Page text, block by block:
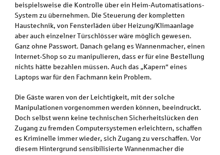
beispielsweise die Kontrolle über ein Heim-Automatisations-
System zu übernehmen. Die Steuerung der kompletten
Haustechnik, von Fensterläden über Heizung/Klimaanlage
aber auch einzelner Türschlösser wäre möglich gewesen.
Ganz ohne Passwort. Danach gelang es Wannenmacher, einen
Internet-Shop so zu manipulieren, dass er für eine Bestellung
nichts hätte bezahlen müssen. Auch das „Kapern“ eines
Laptops war für den Fachmann kein Problem.
Die Gäste waren von der Leichtigkeit, mit der solche
Manipulationen vorgenommen werden können, beeindruckt.
Doch selbst wenn keine technischen Sicherheitslücken den
Zugang zu fremden Computersystemen erleichtern, schaffen
es Kriminelle immer wieder, sich Zugang zu verschaffen. Vor
diesem Hintergrund sensibilisierte Wannenmacher die